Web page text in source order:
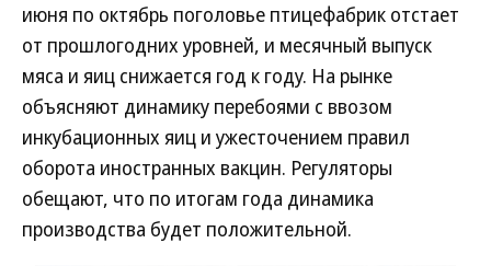
июня по октябрь поголовье птицефабрик отстает
от прошлогодних уровней, и месячный выпуск
мяса и яиц снижается год к году. На рынке
объясняют динамику перебоями с ввозом
инкубационных яиц и ужесточением правил
оборота иностранных вакцин. Регуляторы
обещают, что по итогам года динамика
производства будет положительной.